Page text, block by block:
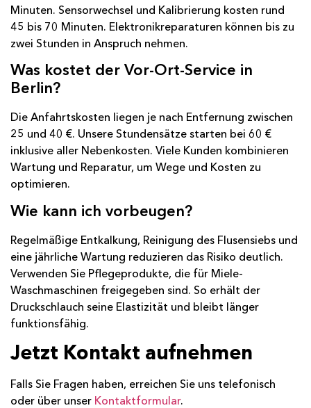
Minuten. Sensorwechsel und Kalibrierung kosten rund
45 bis 70 Minuten. Elektronikreparaturen können bis zu
zwei Stunden in Anspruch nehmen.
Was kostet der Vor-Ort-Service in
Berlin?
Die Anfahrtskosten liegen je nach Entfernung zwischen
25 und 40 €. Unsere Stundensätze starten bei 60 €
inklusive aller Nebenkosten. Viele Kunden kombinieren
Wartung und Reparatur, um Wege und Kosten zu
optimieren.
Wie kann ich vorbeugen?
Regelmäßige Entkalkung, Reinigung des Flusensiebs und
eine jährliche Wartung reduzieren das Risiko deutlich.
Verwenden Sie Pflegeprodukte, die für Miele-
Waschmaschinen freigegeben sind. So erhält der
Druckschlauch seine Elastizität und bleibt länger
funktionsfähig.
Jetzt Kontakt aufnehmen
Falls Sie Fragen haben, erreichen Sie uns telefonisch
oder über unser Kontaktformular.